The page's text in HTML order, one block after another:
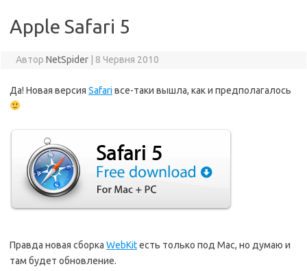
Apple Safari 5
Автор NetSpider 8 Червня 2010
Да! Новая версия Safari все-таки вышла, как и предполагалось
Правда новая сборка WebKitесть только под Mac, но думаю и
там будет обновление.